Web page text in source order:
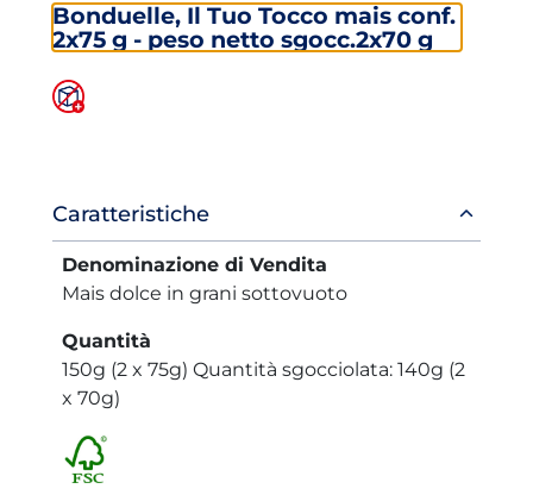
Bonduelle, Il Tuo Tocco mais conf.
2x75 g - peso netto sgocc.2x70 g
Informazioni
prodotto
Caratteristiche
Denominazione di Vendita
Mais dolce in grani sottovuoto
Quantità
150g (2 x 75g) Quantità sgocciolata: 140g (2
x 70g)